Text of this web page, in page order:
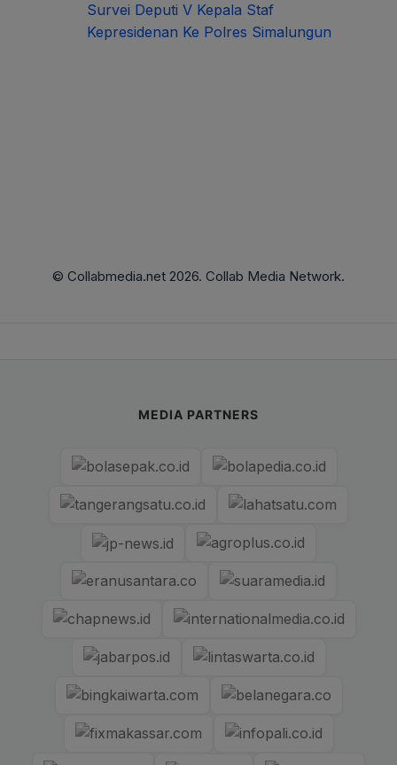
Survei Deputi V Kepala Staf
Kepresidenan Ke Polres Simalungun
© Collabmedia.net 2026. Collab Media Network.
MEDIA PARTNERS